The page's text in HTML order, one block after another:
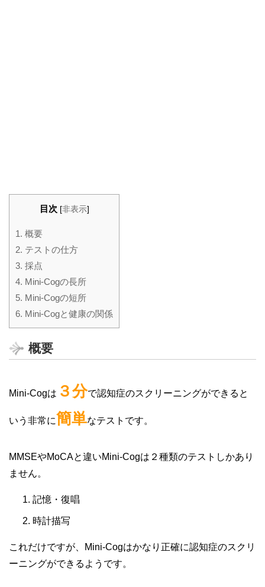
目次 [非表示]
1. 概要
2. テストの仕方
3. 採点
4. Mini-Cogの長所
5. Mini-Cogの短所
6. Mini-Cogと健康の関係
概要
Mini-Cogは ３分で認知症のスクリーニングができると
いう非常に簡単なテストです。
MMSEやMoCAと違いMini-Cogは２種類のテストしかあり
ません。
記憶・復唱
時計描写
これだけですが、Mini-Cogはかなり正確に認知症のスクリ
ーニングができるようです。